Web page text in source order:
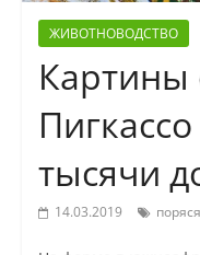
ЖИВОТНОВОДСТВО
Картины
тысячи
14.03.2019 поряся